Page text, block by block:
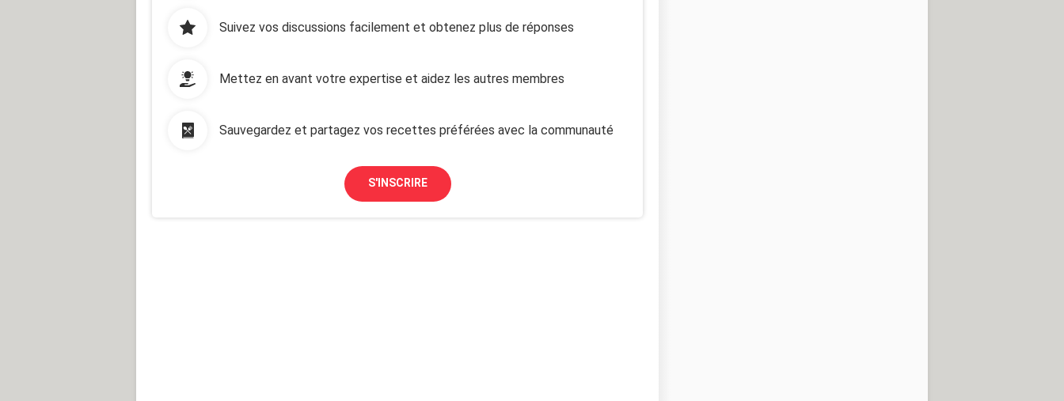
Suivez vos discussions facilement et obtenez plus de réponses
Mettez en avant votre expertise et aidez les autres membres
Sauvegardez et partagez vos recettes préférées avec la communauté
S'INSCRIRE